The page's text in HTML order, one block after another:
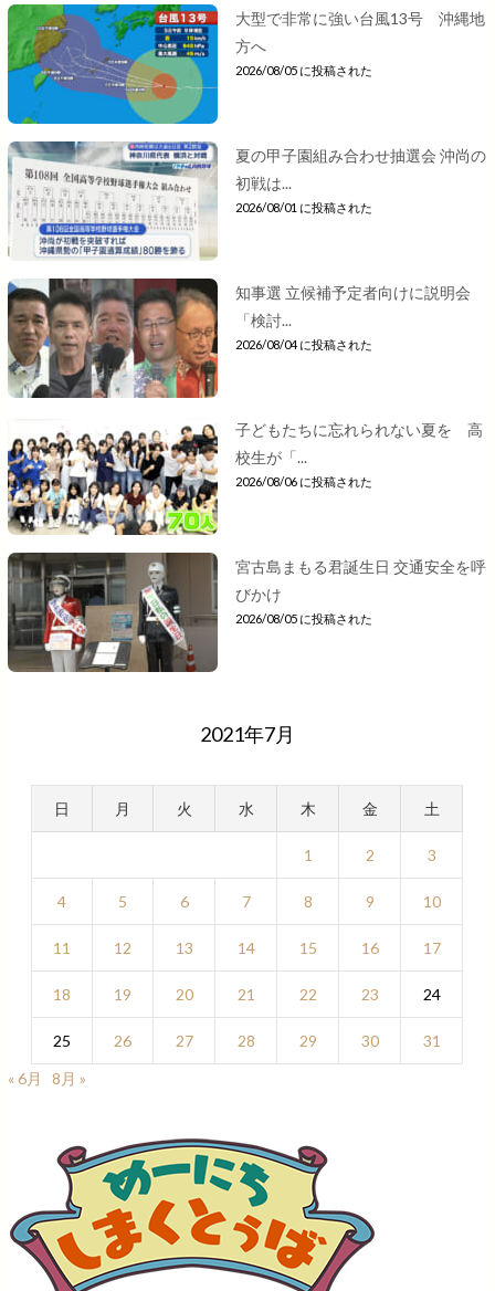
大型で非常に強い台風13号 沖縄地
方へ
2026/08/05 に投稿された
夏の甲子園組み合わせ抽選会 沖尚の
初戦は...
2026/08/01 に投稿された
知事選 立候補予定者向けに説明会
「検討...
2026/08/04 に投稿された
子どもたちに忘れられない夏を 高
校生が「...
2026/08/06 に投稿された
宮古島まもる君誕生日 交通安全を呼
びかけ
2026/08/05 に投稿された
2021年7月
日 月 火 水 木 金 土
1 2 3
4 5 6 7 8 9 10
11 12 13 14 15 16 17
18 19 20 21 22 23 24
25 26 27 28 29 30
31
« 6月
8月 »